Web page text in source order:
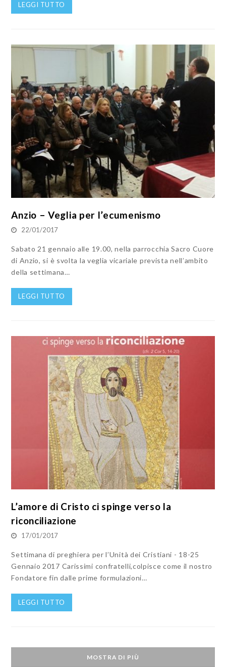
LEGGI TUTTO
Anzio – Veglia per l’ecumenismo
22/01/2017
Sabato 21 gennaio alle 19.00, nella parrocchia Sacro Cuore
di Anzio, si è svolta la veglia vicariale prevista nell’ambito
della settimana…
LEGGI TUTTO
L’amore di Cristo ci spinge verso la
riconciliazione
17/01/2017
Settimana di preghiera per l’Unità dei Cristiani - 18-25
Gennaio 2017 Carissimi confratelli,colpisce come il nostro
Fondatore fin dalle prime formulazioni…
LEGGI TUTTO
MOSTRA DI PIÙ